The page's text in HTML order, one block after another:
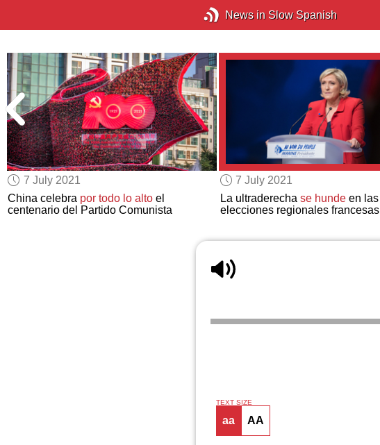
News in Slow Spanish
7 July 2021
China celebra por todo lo alto el
centenario del Partido Comunista
7 July 2021
La ultraderecha se hundeen las
elecciones regionales francesas
TEXT SIZE
aa AA